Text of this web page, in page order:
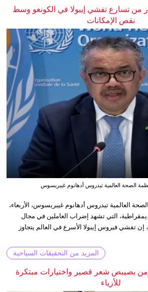
من تسارع تفشي إيبولا في الكونغو وسط
نقص الإمكانات
الصحة العالمية تيدروس أدهانوم غيبريسوس
العالمية تيدروس أدهانوم غيبريسوس، الأربعاء،
التي تشهد إضراب العاملين في مجال
تفشي فيروس إيبولا الأسرع في العالم يتجاوز
المزيد من التحقيقات السياحية
بصيبص شعر قصير واختيارات مبتكرة
للأزياء